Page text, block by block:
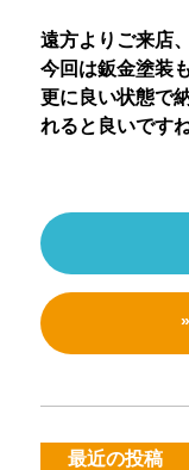
遠方よりご来店
今回は鈑金塗装
更に良い状態で
れると良いです
最近の投稿